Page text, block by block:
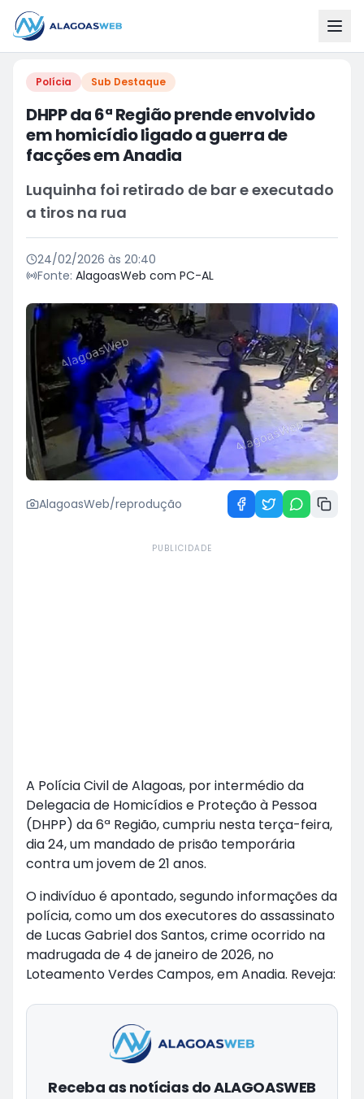
Polícia Sub Destaque
DHPP da 6ª Região prende envolvido
em homicídio ligado a guerra de
facções em Anadia
Luquinha foi retirado de bar e executado
a tiros na rua
24/02/2026 às 20:40
Fonte: AlagoasWeb com PC-AL
AlagoasWeb/reprodução
PUBLICIDADE
A Polícia Civil de Alagoas, por intermédio da
Delegacia de Homicídios e Proteção à Pessoa
(DHPP) da 6ª Região, cumpriu nesta terça-feira,
dia 24, um mandado de prisão temporária
contra um jovem de 21 anos.
O indivíduo é apontado, segundo informações da
polícia, como um dos executores do assassinato
de Lucas Gabriel dos Santos, crime ocorrido na
madrugada de 4 de janeiro de 2026, no
Loteamento Verdes Campos, em Anadia. Reveja:
Receba as notícias do ALAGOASWEB